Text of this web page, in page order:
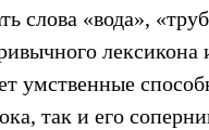
слова «вода»,
лексикона
умственные
так и его